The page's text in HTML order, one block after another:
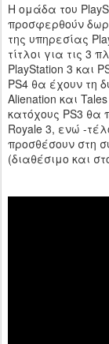
Η ομάδα του
προσφερθούν
της υπηρεσίας
τίτλοι για τις 3
PlayStation 3 και
PS4 θα έχουν τη
Alienation και
κατόχους PS3 θα
Royale 3, ενώ -
προσθέσουν στη
(διαθέσιμο και